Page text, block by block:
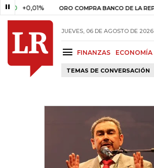
+0,01% ORO COMPRA BANCO DE LA REPÚBLICA
JUEVES, 06 DE AGOSTO DE 2026
FINANZAS ECONOMÍA
TEMAS DE CONVERSACIÓN